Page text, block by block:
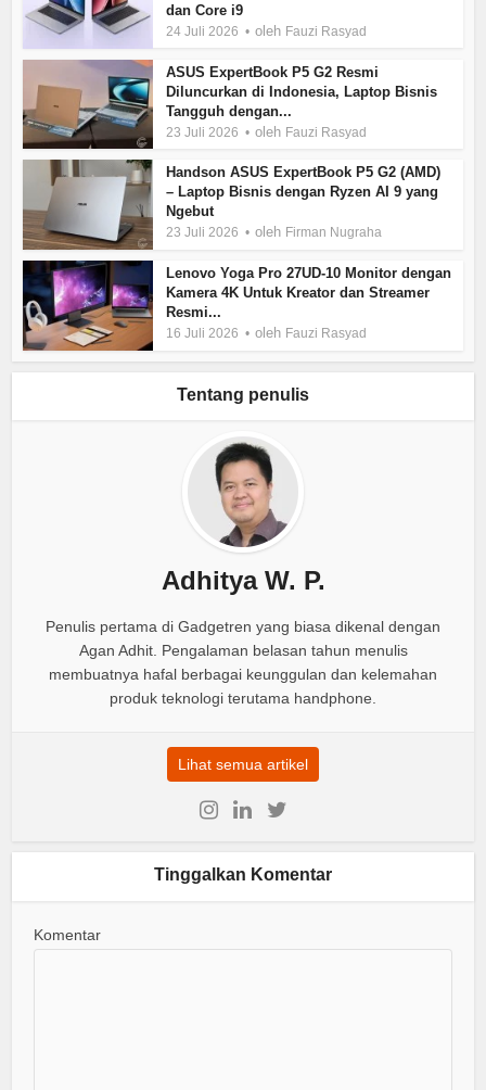
dan Core i9
24 Juli 2026 oleh Fauzi Rasyad
ASUS ExpertBook P5 G2 Resmi
Diluncurkan di Indonesia, Laptop Bisnis
Tangguh dengan...
23 Juli 2026 oleh Fauzi Rasyad
Handson ASUS ExpertBook P5 G2 (AMD)
– Laptop Bisnis dengan Ryzen AI 9 yang
Ngebut
23 Juli 2026 oleh Firman Nugraha
Lenovo Yoga Pro 27UD-10 Monitor dengan
Kamera 4K Untuk Kreator dan Streamer
Resmi...
16 Juli 2026 oleh Fauzi Rasyad
Tentang penulis
Adhitya W. P.
Penulis pertama di Gadgetren yang biasa dikenal dengan
Agan Adhit. Pengalaman belasan tahun menulis
membuatnya hafal berbagai keunggulan dan kelemahan
produk teknologi terutama handphone.
Lihat semua artikel
Tinggalkan Komentar
Komentar